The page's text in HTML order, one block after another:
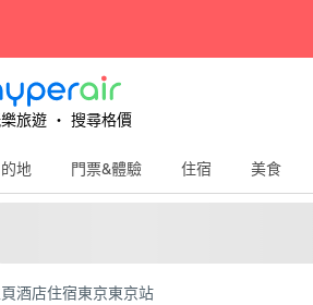
旅遊 ‧ 搜尋格價
地 門票&體驗 住宿 美食
酒店住宿東京東京站